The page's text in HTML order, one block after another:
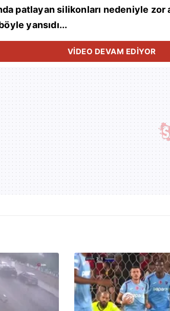
patlayan silikonları nedeniyle zor
yansıdı...
VİDEO DEVAM EDİYOR